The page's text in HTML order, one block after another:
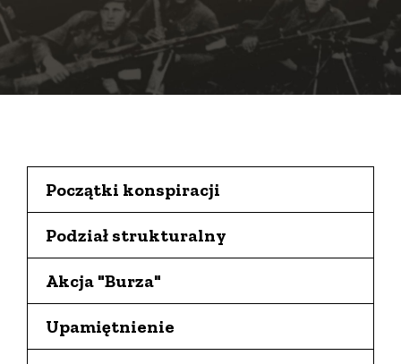
Początki konspiracji
Podział strukturalny
Akcja "Burza"
Upamiętnienie